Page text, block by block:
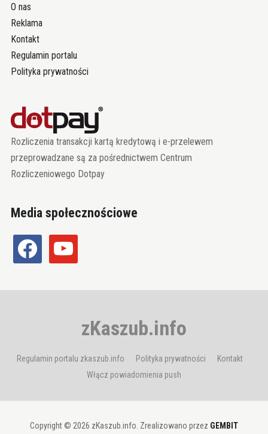
O nas
Reklama
Kontakt
Regulamin portalu
Polityka prywatności
Rozliczenia transakcji kartą kredytową i e-przelewem
przeprowadzane są za pośrednictwem Centrum
Rozliczeniowego Dotpay
Media społecznościowe
facebook youtube
zKaszub.info
Regulamin portalu zkaszub.info Polityka prywatności
Kontakt
Włącz powiadomienia push
Copyright © 2026 zKaszub.info. Zrealizowano przez GEMBIT